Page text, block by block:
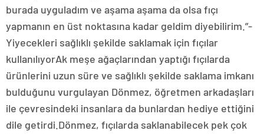
burada uyguladım ve aşama aşama da olsa fıçı
yapmanın en üst noktasına kadar geldim diyebilirim.”-
Yiyecekleri sağlıklı şekilde saklamak için fıçılar
kullanılıyorAk meşe ağaçlarından yaptığı fıçılarda
ürünlerini uzun süre ve sağlıklı şekilde saklama imkanı
bulduğunu vurgulayan Dönmez, öğretmen arkadaşları
ile çevresindeki insanlara da bunlardan hediye ettiğini
dile getirdi.Dönmez, fıçılarda saklanabilecek pek çok